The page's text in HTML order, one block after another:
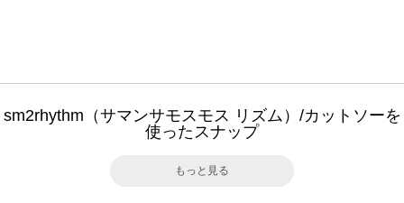
sm2rhythm（サマンサモスモス リズム）/カットソーを
使ったスナップ
もっと見る